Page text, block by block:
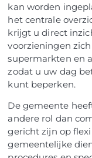
kan worden
het centrale
krijgt u direct
voorzieningen
supermarkten en
zodat u uw dag
kunt beperken.
De gemeente
andere rol dan
gericht zijn op
gemeentelijke